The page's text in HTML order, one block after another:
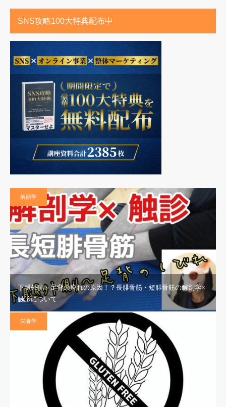
SNS攻略100大特典配布中
解剖学
下腿外側～足背の痺れの原因！？長腓骨筋・短腓骨筋の解剖学×
触診について
栄養学